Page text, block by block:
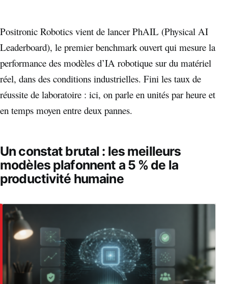
Positronic Robotics vient de lancer PhAIL (Physical AI
Leaderboard), le premier benchmark ouvert qui mesure la
performance des modèles d’IA robotique sur du matériel
réel, dans des conditions industrielles. Fini les taux de
réussite de laboratoire : ici, on parle en unités par heure et
en temps moyen entre deux pannes.
Un constat brutal : les meilleurs
modèles plafonnent a 5 % de la
productivité humaine